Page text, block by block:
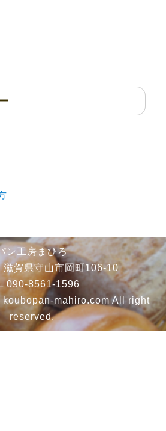
ン工房まひろ
賀県守山市岡町106-10
090-8561-1596
mahiro.com All right
reserved.